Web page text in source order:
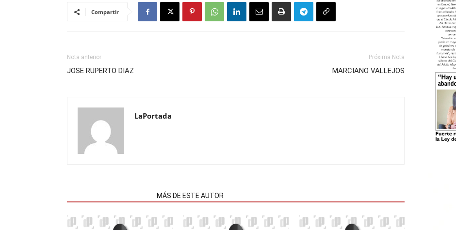
Compartir
Nota anterior
JOSE RUPERTO DIAZ
Próxima Nota
MARCIANO VALLEJOS
LaPortada
MÁS DE ESTE AUTOR